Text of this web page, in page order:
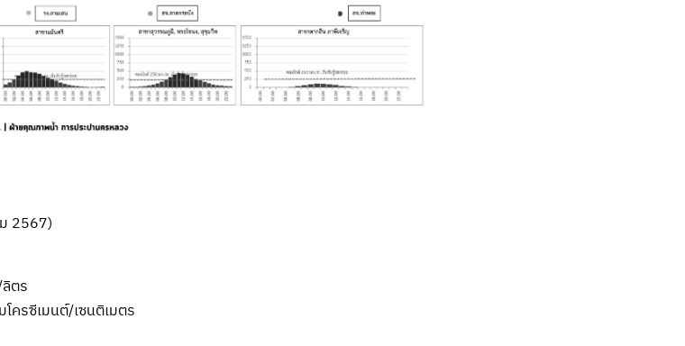
2567)
ตร
ครซีเมนต์/เซนติเมตร